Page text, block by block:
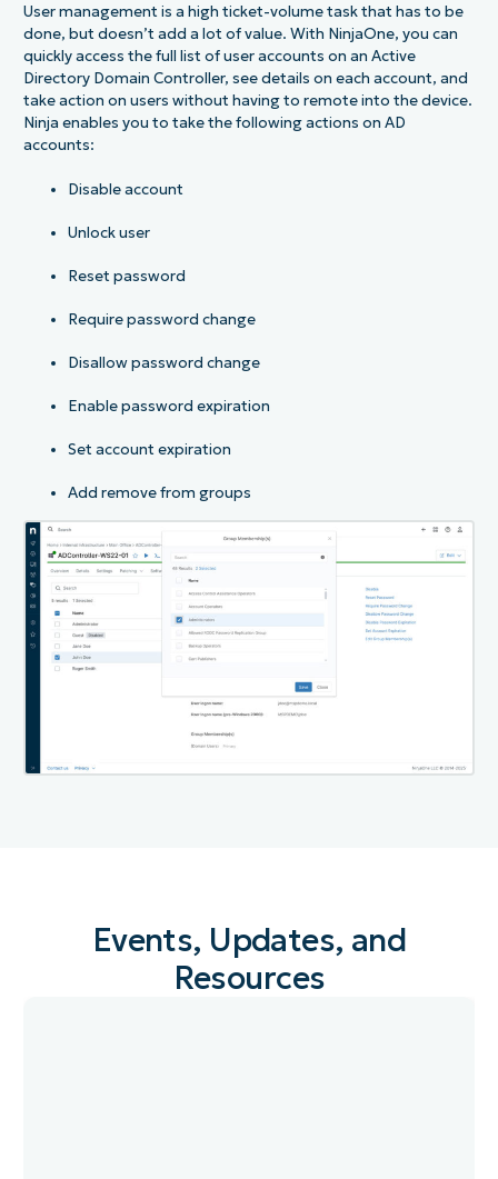
User management is a high ticket-volume task that has to be
done, but doesn’t add a lot of value. With NinjaOne, you can
quickly access the full list of user accounts on an Active
Directory Domain Controller, see details on each account, and
take action on users without having to remote into the device.
Ninja enables you to take the following actions on AD
accounts:
Disable account
Unlock user
Reset password
Require password change
Disallow password change
Enable password expiration
Set account expiration
Add remove from groups
Events, Updates, and
Resources